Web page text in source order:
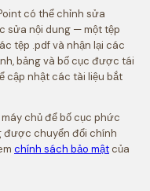
có thể chỉnh sửa
sửa nội dung — một tệp
tệp .pdf và nhận lại các
bảng và bố cục được tái
cập nhật các tài liệu bắt
chủ để bố cục phức
được chuyển đổi chính
chính sách bảo mậtcủa